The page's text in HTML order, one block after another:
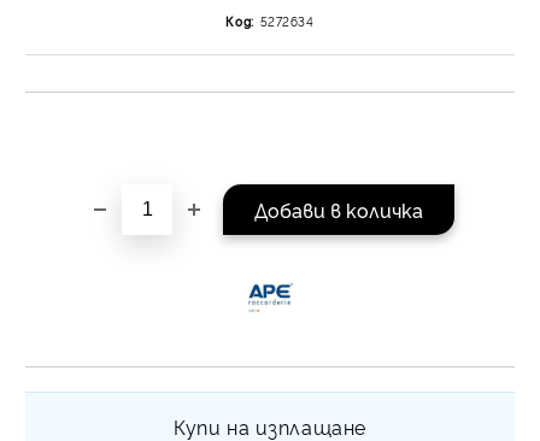
Код: 5272634
Купи на изплащане
на поръчката се
/ €1022.61